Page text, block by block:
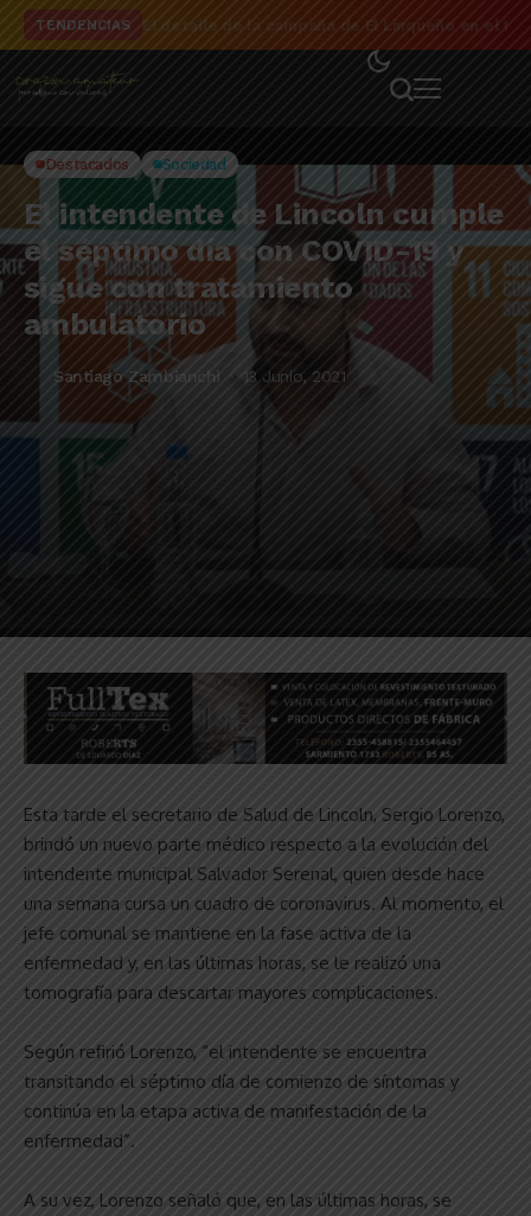
TENDENCIAS El detalle de la campaña de El Linqueño en el
Destacados Sociedad
El intendente de Lincoln cumple
el séptimo día con COVID-19 y
sigue con tratamiento
ambulatorio
Santiago Zambianchi 13 Junio, 2021
Esta tarde el secretario de Salud de Lincoln, Sergio Lorenzo,
brindó un nuevo parte médico respecto a la evolución del
intendente municipal Salvador Serenal, quien desde hace
una semana cursa un cuadro de coronavirus. Al momento, el
jefe comunal se mantiene en la fase activa de la
enfermedad y, en las últimas horas, se le realizó una
tomografía para descartar mayores complicaciones.
Según refirió Lorenzo, “el intendente se encuentra
transitando el séptimo día de comienzo de síntomas y
continúa en la etapa activa de manifestación de la
enfermedad”.
A su vez, Lorenzo señaló que, en las últimas horas, se